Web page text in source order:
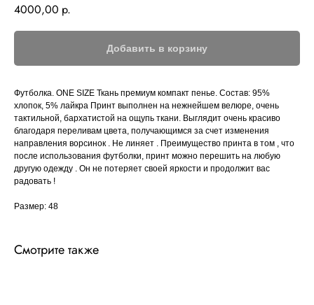
4000,00 р.
Добавить в корзину
Футболка. ONE SIZE Ткань премиум компакт пенье. Состав: 95%
хлопок, 5% лайкра Принт выполнен на нежнейшем велюре, очень
тактильной, бархатистой на ощупь ткани. Выглядит очень красиво
благодаря переливам цвета, получающимся за счет изменения
направления ворсинок . Не линяет . Преимущество принта в том , что
после использования футболки, принт можно перешить на любую
другую одежду . Он не потеряет своей яркости и продолжит вас
радовать !
Размер: 48
Смотрите также